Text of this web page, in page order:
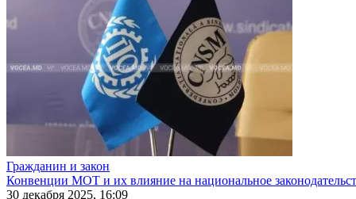
Гражданин и закон
Конвенции МОТ и их влияние на национальное
30 декабря 2025, 16:09